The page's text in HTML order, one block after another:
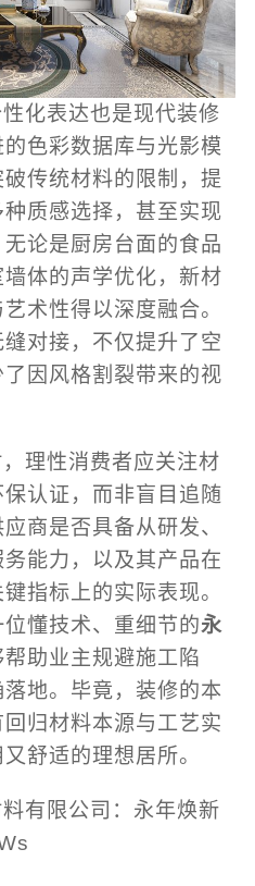
化表达也是现代装修
色彩数据库与光影模
传统材料的限制，提
质感选择，甚至实现
论是厨房台面的食品
体的声学优化，新材
术性得以深度融合。
对接，不仅提升了空
因风格割裂带来的视
理性消费者应关注材
认证，而非盲目追随
商是否具备从研发、
能力，以及其产品在
指标上的实际表现。
懂技术、重细节的永
助业主规避施工陷
地。毕竟，装修的本
归材料本源与工艺实
舒适的理想居所。
有限公司：永年焕新